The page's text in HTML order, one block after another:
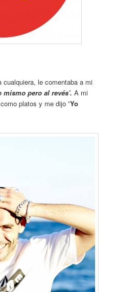
cualquiera, le comentaba a mi
mismo pero al revés’. A mi
platos y me dijo‘Yo